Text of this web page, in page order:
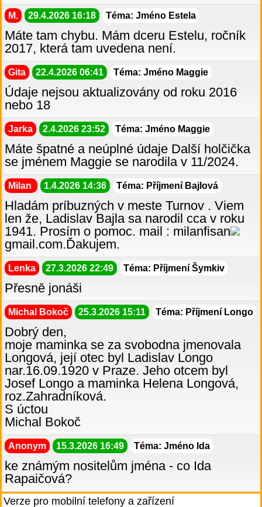
M. 29.4.2026 16:18 Téma: Jméno Estela
Máte tam chybu. Mám dceru Estelu, ročník
2017, která tam uvedena není.
Gita 22.4.2026 06:41 Téma: Jméno Maggie
Údaje nejsou aktualizovány od roku 2016
nebo 18
Jarka 2.4.2026 23:52 Téma: Jméno Maggie
Máte špatné a neúplné údaje Další holčička
se jménem Maggie se narodila v 11/2024.
Milan 1.4.2026 14:36 Téma: Příjmení Bajlová
Hladám príbuzných v meste Turnov . Viem
len že, Ladislav Bajla sa narodil cca v roku
1941. Prosím o pomoc. mail : milanfisan
gmail.com.Ďakujem.
Lenka 27.3.2026 22:49 Téma: Příjmení Šymkiv
Přesně jonáši
Michal Bokoč 25.3.2026 15:11 Téma: Příjmení Longo
Dobrý den,
moje maminka se za svobodna jmenovala
Longová, její otec byl Ladislav Longo
nar.16.09.1920 v Praze. Jeho otcem byl
Josef Longo a maminka Helena Longová,
roz.Zahradníková.
S úctou
Michal Bokoč
Anonym 15.3.2026 16:49 Téma: Jméno Ida
ke známým nositelům jména - co Ida
Rapaičová?
Verze pro mobilní telefony a zařízení